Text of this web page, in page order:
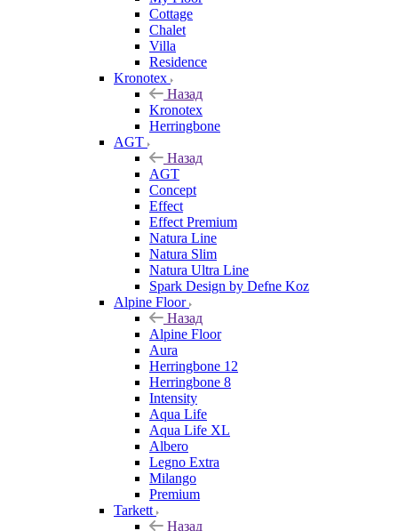
Cottage
Chalet
Villa
Residence
Kronotex
Назад
Kronotex
Herringbone
AGT
Назад
AGT
Concept
Effect
Effect Premium
Natura Line
Natura Slim
Natura Ultra Line
Spark Design by Defne Koz
Alpine Floor
Назад
Alpine Floor
Aura
Herringbone 12
Herringbone 8
Intensity
Aqua Life
Aqua Life XL
Albero
Legno Extra
Milango
Premium
Tarkett
Назад